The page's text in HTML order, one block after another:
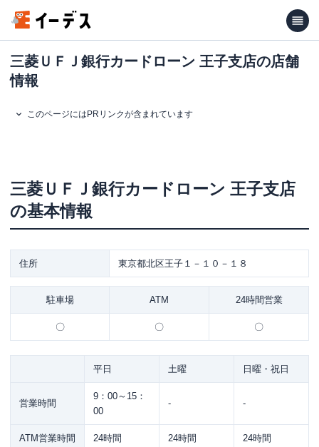
三菱ＵＦＪ銀行カードローン 王子支店の店舗
情報
このページにはPRリンクが含まれています
三菱ＵＦＪ銀行カードローン 王子支店
の基本情報
住所 東京都北区王子１－１０－１８
駐車場 ATM 24時間営業
〇 〇 〇
平日 土曜 日曜・祝日
営業時間
9：00～15：
00
- -
ATM営業時間 24時間 24時間 24時間